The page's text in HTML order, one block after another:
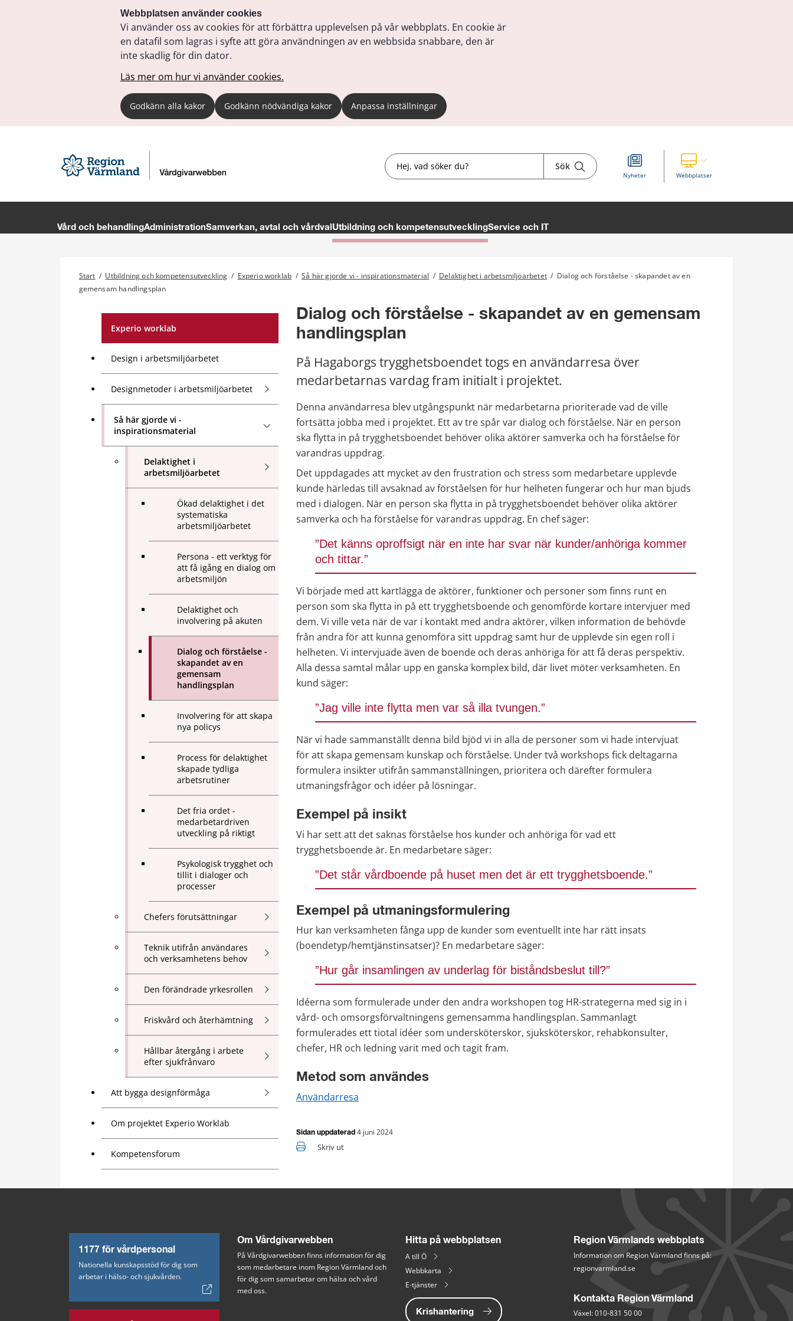
Webbplatsen använder cookies
Vi använder oss av cookies för att förbättra upplevelsen på vår webbplats. En cookie är
en datafil som lagras i syfte att göra användningen av en webbsida snabbare, den är
inte skadlig för din dator.
Läs mer om hur vi använder cookies.
Godkänn alla kakor Godkänn nödvändiga kakor Anpassa inställningar
Sök Sök
Nyheter WebbplatserVisa våra andra webbplatser
Vård och behandlingAdministrationSamverkan, avtal och vårdval Utbildning och kompetensutvecklingService och IT
Start / Utbildning och kompetensutveckling / Experio worklab / Så här gjorde vi - inspirationsmaterial / Delaktighet i arbetsmiljöarbetet / Dialog och förståelse - skapandet av en
gemensam handlingsplan
Experio worklab
Design i arbetsmiljöarbetet
Designmetoder i arbetsmiljöarbetet
Så här gjorde vi -
inspirationsmaterial
Delaktighet i
arbetsmiljöarbetet
Ökad delaktighet i det
systematiska
arbetsmiljöarbetet
Persona - ett verktyg för
att få igång en dialog om
arbetsmiljön
Delaktighet och
involvering på akuten
Dialog och förståelse -
skapandet av en
gemensam
handlingsplan
Involvering för att skapa
nya policys
Process för delaktighet
skapade tydliga
arbetsrutiner
Det fria ordet -
medarbetardriven
utveckling på riktigt
Psykologisk trygghet och
tillit i dialoger och
processer
Chefers förutsättningar
Teknik utifrån användares
och verksamhetens behov
Den förändrade yrkesrollen
Friskvård och återhämtning
Hållbar återgång i arbete
efter sjukfrånvaro
Att bygga designförmåga
Om projektet Experio Worklab
Kompetensforum
Dialog och förståelse - skapandet av en gemensam
handlingsplan
På Hagaborgs trygghetsboendet togs en användarresa över
medarbetarnas vardag fram initialt i projektet.
Denna användarresa blev utgångspunkt när medarbetarna prioriterade vad de ville
fortsätta jobba med i projektet. Ett av tre spår var dialog och förståelse. När en person
ska flytta in på trygghetsboendet behöver olika aktörer samverka och ha förståelse för
varandras uppdrag.
Det uppdagades att mycket av den frustration och stress som medarbetare upplevde
kunde härledas till avsaknad av förståelsen för hur helheten fungerar och hur man bjuds
med i dialogen. När en person ska flytta in på trygghetsboendet behöver olika aktörer
samverka och ha förståelse för varandras uppdrag. En chef säger:
”Det känns oproffsigt när en inte har svar när kunder/anhöriga kommer
och tittar.”
Vi började med att kartlägga de aktörer, funktioner och personer som finns runt en
person som ska flytta in på ett trygghetsboende och genomförde kortare intervjuer med
dem. Vi ville veta när de var i kontakt med andra aktörer, vilken information de behövde
från andra för att kunna genomföra sitt uppdrag samt hur de upplevde sin egen roll i
helheten. Vi intervjuade även de boende och deras anhöriga för att få deras perspektiv.
Alla dessa samtal målar upp en ganska komplex bild, där livet möter verksamheten. En
kund säger:
”Jag ville inte flytta men var så illa tvungen.”
När vi hade sammanställt denna bild bjöd vi in alla de personer som vi hade intervjuat
för att skapa gemensam kunskap och förståelse. Under två workshops fick deltagarna
formulera insikter utifrån sammanställningen, prioritera och därefter formulera
utmaningsfrågor och idéer på lösningar.
Exempel på insikt
Vi har sett att det saknas förståelse hos kunder och anhöriga för vad ett
trygghetsboende är. En medarbetare säger:
”Det står vårdboende på huset men det är ett trygghetsboende.”
Exempel på utmaningsformulering
Hur kan verksamheten fånga upp de kunder som eventuellt inte har rätt insats
(boendetyp/hemtjänstinsatser)? En medarbetare säger:
”Hur går insamlingen av underlag för biståndsbeslut till?”
Idéerna som formulerade under den andra workshopen tog HR-strategerna med sig in i
vård- och omsorgsförvaltningens gemensamma handlingsplan. Sammanlagt
formulerades ett tiotal idéer som undersköterskor, sjuksköterskor, rehabkonsulter,
chefer, HR och ledning varit med och tagit fram.
Metod som användes
Användarresa
Sidan uppdaterad 4 juni 2024
Skriv ut
1177 för vårdpersonal
Nationella kunskapsstöd för dig som
arbetar i hälso- och sjukvården.
Om Vårdgivarwebben
På Vårdgivarwebben finns information för dig
som medarbetare inom Region Värmland och
för dig som samarbetar om hälsa och vård
med oss.
Hitta på webbplatsen
A till Ö
Webbkarta
E-tjänster
Krishantering
Region Värmlands webbplats
Information om Region Värmland finns på:
regionvarmland.se
Kontakta Region Värmland
Växel: 010-831 50 00